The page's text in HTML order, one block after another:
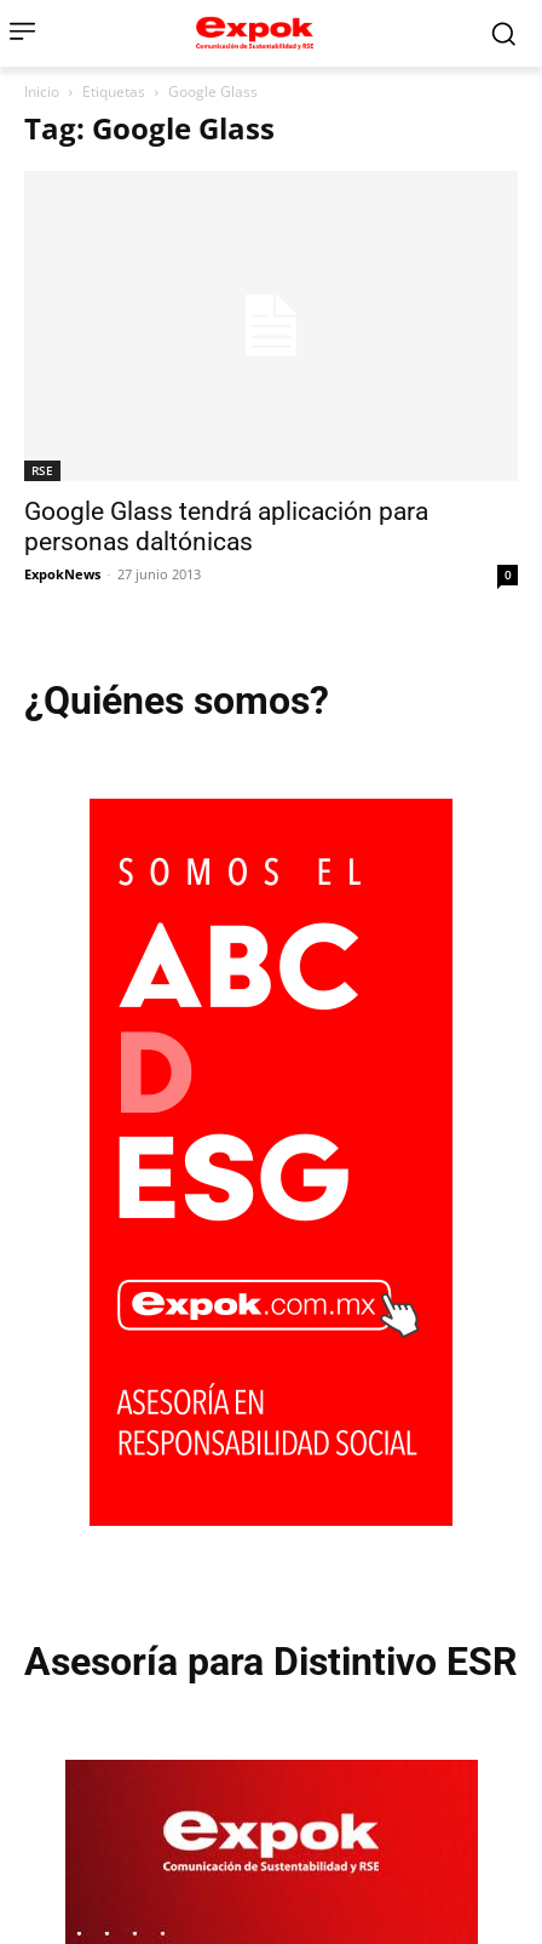
Inicio Etiquetas Google Glass
Tag: Google Glass
RSE
Google Glass tendrá aplicación para
personas daltónicas
ExpokNews - 27 junio 2013 0
¿Quiénes somos?
Asesoría para Distintivo ESR